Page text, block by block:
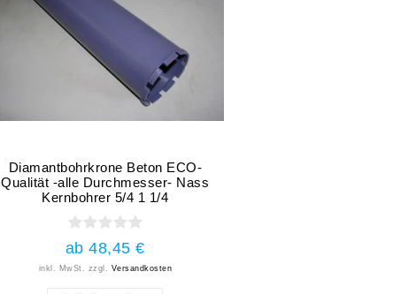
Diamantbohrkrone Beton ECO-
Qualität -alle Durchmesser- Nass
Kernbohrer 5/4 1 1/4
ab 48,45 €
inkl. MwSt. zzgl. Versandkosten